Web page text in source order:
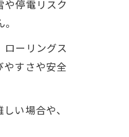
や停電リスク
ーリングス
やすさや安全
い場合や、